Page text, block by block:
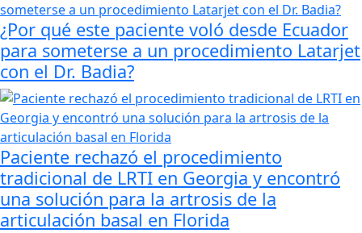
¿Por qué este paciente voló desde Ecuador
para someterse a un procedimiento Latarjet
con el Dr. Badia?
Paciente rechazó el procedimiento
tradicional de LRTI en Georgia y encontró
una solución para la artrosis de la
articulación basal en Florida